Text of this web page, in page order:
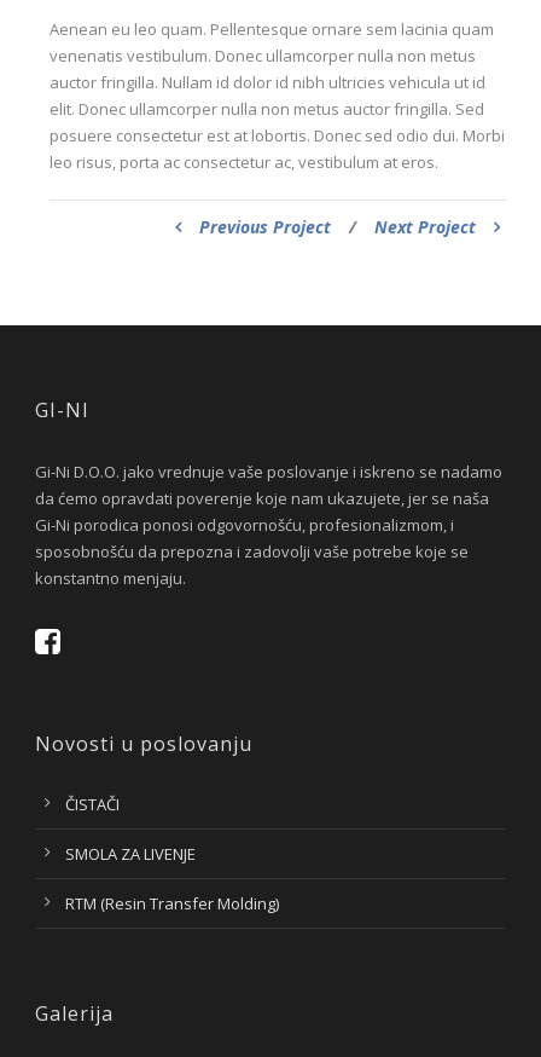
Aenean eu leo quam. Pellentesque ornare sem lacinia quam
venenatis vestibulum. Donec ullamcorper nulla non metus
auctor fringilla. Nullam id dolor id nibh ultricies vehicula ut id
elit. Donec ullamcorper nulla non metus auctor fringilla. Sed
posuere consectetur est at lobortis. Donec sed odio dui. Morbi
leo risus, porta ac consectetur ac, vestibulum at eros.
Previous Project / Next Project
GI-NI
Gi-Ni D.O.O. jako vrednuje vaše poslovanje i iskreno se nadamo
da ćemo opravdati poverenje koje nam ukazujete, jer se naša
Gi-Ni porodica ponosi odgovornošću, profesionalizmom, i
sposobnošću da prepozna i zadovolji vaše potrebe koje se
konstantno menjaju.
Novosti u poslovanju
ČISTAČI
SMOLA ZA LIVENJE
RTM (Resin Transfer Molding)
Galerija